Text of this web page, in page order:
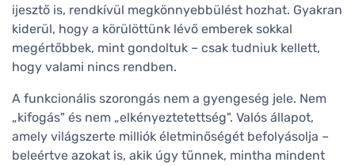
ijesztő is, rendkívül megkönnyebbülést hozhat. Gyakran
kiderül, hogy a körülöttünk lévő emberek sokkal
megértőbbek, mint gondoltuk – csak tudniuk kellett,
hogy valami nincs rendben.
A funkcionális szorongás nem a gyengeség jele. Nem
„kifogás" és nem „elkényeztetettség". Valós állapot,
amely világszerte milliók életminőségét befolyásolja –
beleértve azokat is, akik úgy tűnnek, mintha mindent